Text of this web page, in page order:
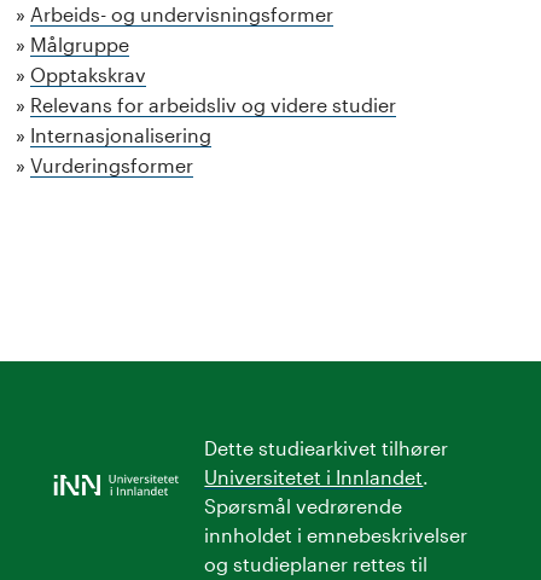
Arbeids- og undervisningsformer
Målgruppe
Opptakskrav
Relevans for arbeidsliv og videre studier
Internasjonalisering
Vurderingsformer
Dette studiearkivet tilhører
Universitetet i Innlandet
Spørsmål vedrørende
innholdet i emnebeskrivelser
og studieplaner rettes til